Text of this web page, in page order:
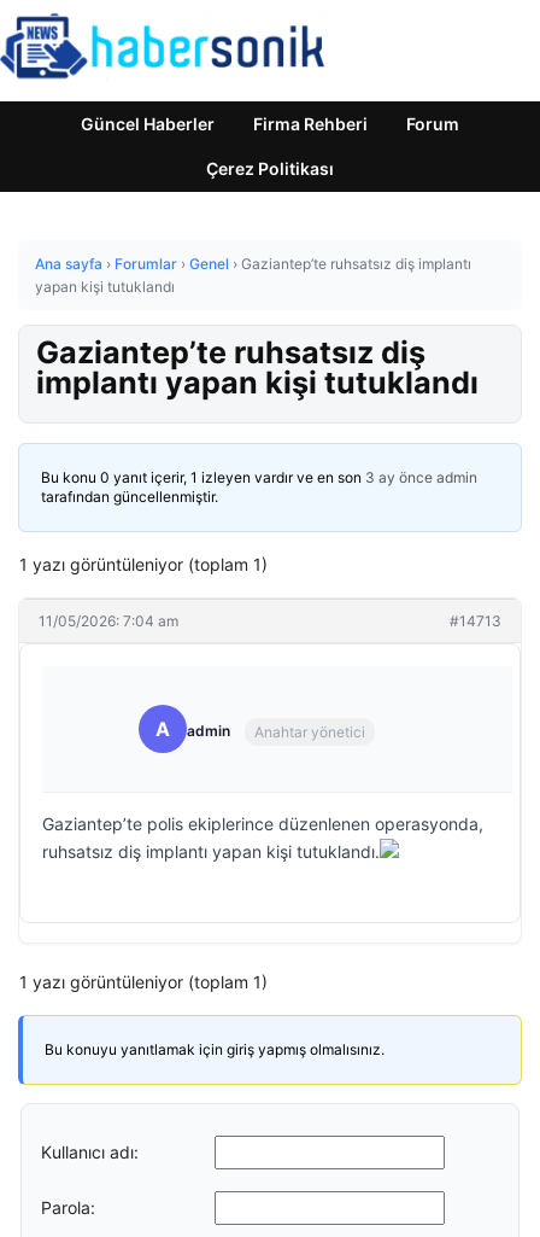
Güncel Haberler Firma Rehberi Forum
Çerez Politikası
Ana sayfa › Forumlar › Genel › Gaziantep’te ruhsatsız diş implantı
yapan kişi tutuklandı
Gaziantep’te ruhsatsız diş
implantı yapan kişi tutuklandı
Bu konu 0 yanıt içerir, 1 izleyen vardır ve en son 3 ay önce admin
tarafından güncellenmiştir.
1 yazı görüntüleniyor (toplam 1)
11/05/2026: 7:04 am #14713
A admin Anahtar yönetici
Gaziantep’te polis ekiplerince düzenlenen operasyonda,
ruhsatsız diş implantı yapan kişi tutuklandı.
1 yazı görüntüleniyor (toplam 1)
Bu konuyu yanıtlamak için giriş yapmış olmalısınız.
Kullanıcı adı:
Parola: